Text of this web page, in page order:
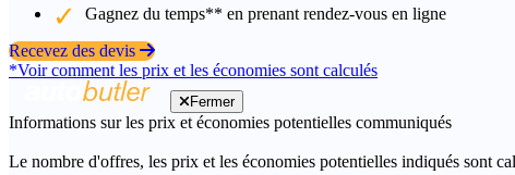
Gagnez du temps** en prenant rendez-vous en ligne
Recevez des devis
*Voir comment les prix et les économies sont calculés
Fermer
Informations sur les prix et économies potentielles communiqués
Le nombre d'offres, les prix et les économies potentielles indiqués sont